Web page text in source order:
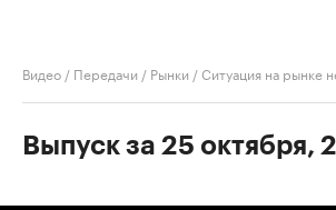
Видео / Передачи / Рынки /Ситуация на рынке
Выпуск за 25 октября,